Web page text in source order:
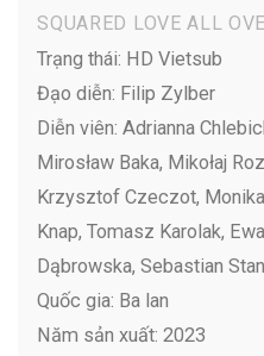
SQUARED LOVE ALL
Trạng thái: HD Vietsub
Đạo diễn: Filip Zylber
Diễn viên: Adrianna
Mirosław Baka, Mikołaj
Krzysztof Czeczot,
Knap, Tomasz Karolak,
Dąbrowska, Sebastian
Quốc gia: Ba lan
Năm sản xuất: 2023